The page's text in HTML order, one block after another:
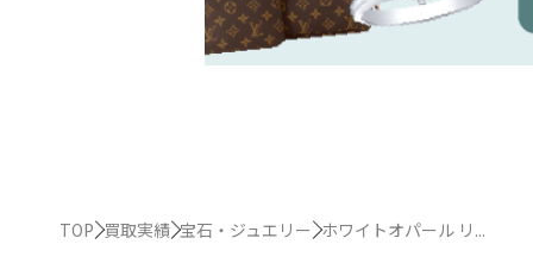
TOP 買取実績 宝石・ジュエリー ホワイトオパール リ...